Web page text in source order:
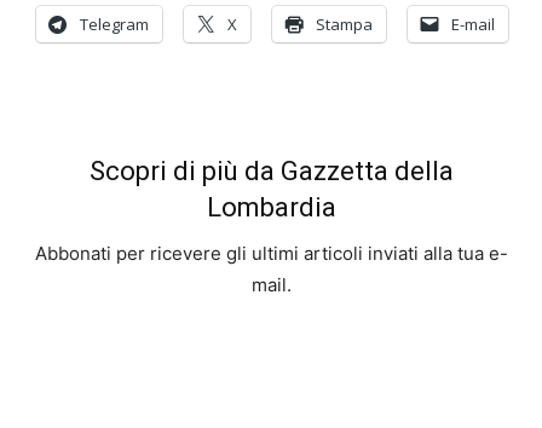
Telegram X Stampa E-mail
Scopri di più da Gazzetta della
Lombardia
Abbonati per ricevere gli ultimi articoli inviati alla tua e-
mail.